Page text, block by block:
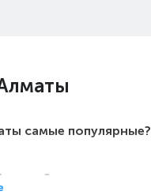
самые популярные?